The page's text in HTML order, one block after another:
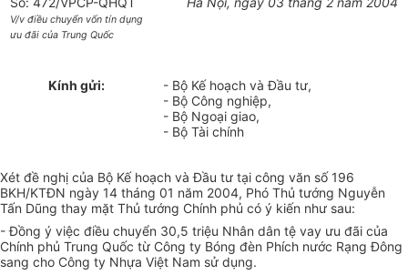
V/v điều chuyển vốn tín dụng
ưu đãi của Trung Quốc
Kính gửi:
- Bộ Kế hoạch và Đầu tư,
- Bộ Công nghiệp,
- Bộ Ngoại giao,
- Bộ Tài chính
Xét đề nghị của Bộ Kế hoạch và Đầu tư tại công văn số 196
BKH/KTĐN ngày 14 tháng 01 năm 2004, Phó Thủ tướng Nguyễn
Tấn Dũng thay mặt Thủ tướng Chính phủ có ý kiến như sau:
- Đồng ý việc điều chuyển 30,5 triệu Nhân dân tệ vay ưu đãi của
Chính phủ Trung Quốc từ Công ty Bóng đèn Phích nước Rạng Đông
sang cho Công ty Nhựa Việt Nam sử dụng.